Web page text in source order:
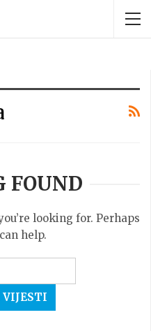
FOUND
looking for. Perhaps
help.